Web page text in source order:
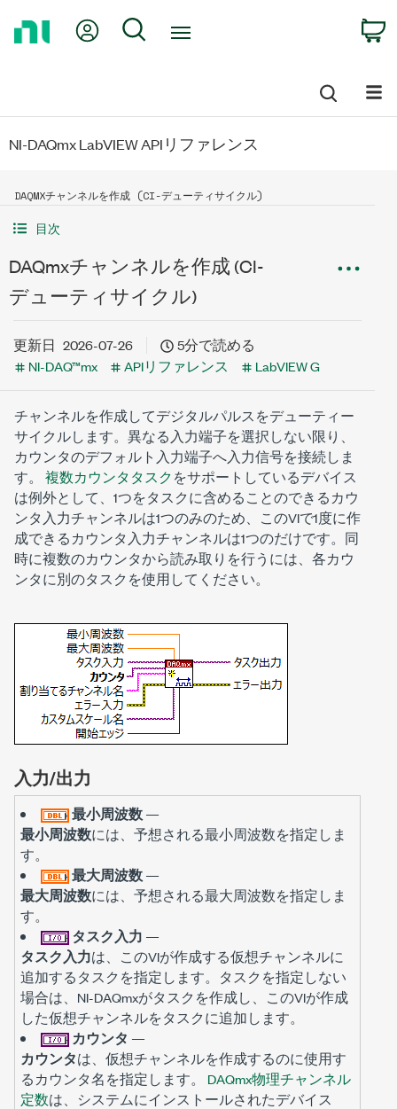
My Account
Search
NI-DAQmx LabVIEW APIリファレンス
DAQMXチャンネルを作成 (CI-デューティサイクル)
目次
DAQmxチャンネルを作成 (CI-
デューティサイクル)
更新日 2026-07-26
5分で読める
NI-DAQ™mx
APIリファレンス LabVIEW G
チャンネルを作成してデジタルパルスをデューティー
サイクルします。異なる入力端子を選択しない限り、
カウンタのデフォルト入力端子へ入力信号を接続しま
す。
複数カウンタタスクをサポートしているデバイス
は例外として、1つをタスクに含めることのできるカウ
ンタ入力チャンネルは1つのみのため、このVIで1度に作
成できるカウンタ入力チャンネルは1つのだけです。同
時に複数のカウンタから読み取りを行うには、各カウ
ンタに別のタスクを使用してください。
入力/出力
最小周波数—
最小周波数には、予想される最小周波数を指定しま
す。
最大周波数—
最大周波数には、予想される最大周波数を指定しま
す。
タスク入力 —
タスク入力は、このVIが作成する仮想チャンネルに
追加するタスクを指定します。タスクを指定しない
場合は、NI-DAQmxがタスクを作成し、このVIが作成
した仮想チャンネルをタスクに追加します。
カウンタ —
カウンタは、仮想チャンネルを作成するのに使用す
るカウンタ名を指定します。
DAQmx物理チャンネル
定数は、システムにインストールされたデバイス